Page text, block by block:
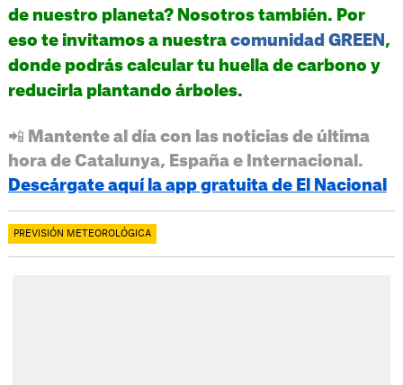
de nuestro planeta? Nosotros también. Por
eso te invitamos a nuestra comunidad GREEN ,
donde podrás calcular tu huella de carbono y
reducirla plantando árboles.
📲 Mantente al día con las noticias de última
hora de Catalunya, España e Internacional.
Descárgate aquí la app gratuita de El Nacional
PREVISIÓN METEOROLÓGICA